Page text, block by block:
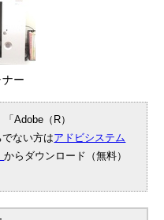
ー
Adobe（R）
ない方はアドビシステム
からダウンロード（無料）